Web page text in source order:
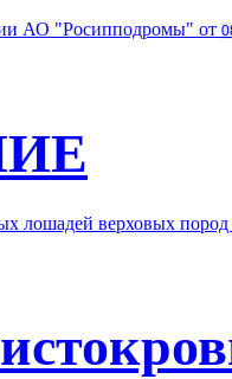
АО "Росипподромы" от
лошадей верховых